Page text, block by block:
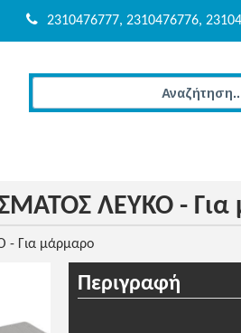
2310476777, 2310476776,
ΛΕΥΚΟ -
- Για μάρμαρο
Περιγραφή